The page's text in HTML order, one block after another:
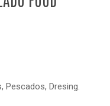
Pescados, Dresing.